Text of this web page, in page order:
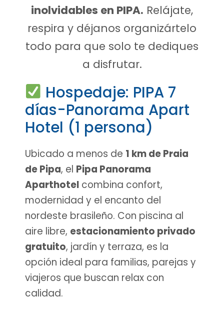
inolvidables en PIPA. Relájate,
respira y déjanos organizártelo
todo para que solo te dediques
a disfrutar.
Hospedaje: PIPA 7
días-Panorama Apart
Hotel (1 persona)
Ubicado a menos de 1 km de Praia
de Pipa, el Pipa Panorama
Aparthotel combina confort,
modernidad y el encanto del
nordeste brasileño. Con piscina al
aire libre, estacionamiento privado
gratuito, jardín y terraza, es la
opción ideal para familias, parejas y
viajeros que buscan relax con
calidad.